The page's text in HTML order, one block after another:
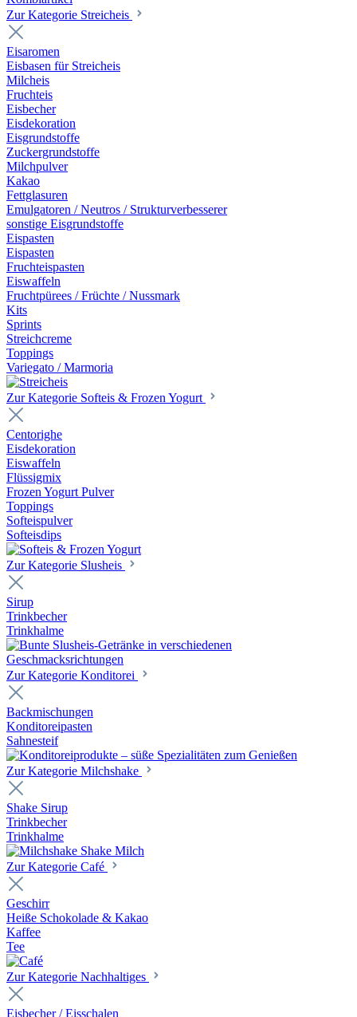
Zur Kategorie Streicheis
Eisaromen
Eisbasen für Streicheis
Milcheis
Fruchteis
Eisbecher
Eisdekoration
Eisgrundstoffe
Zuckergrundstoffe
Milchpulver
Kakao
Fettglasuren
Emulgatoren / Neutros / Strukturverbesserer
sonstige Eisgrundstoffe
Eispasten
Eispasten
Fruchteispasten
Eiswaffeln
Fruchtpürees / Früchte / Nussmark
Kits
Sprints
Streichcreme
Toppings
Variegato / Marmoria
Zur Kategorie Softeis & Frozen Yogurt
Centorighe
Eisdekoration
Eiswaffeln
Flüssigmix
Frozen Yogurt Pulver
Toppings
Softeispulver
Softeisdips
Zur Kategorie Slusheis
Sirup
Trinkbecher
Trinkhalme
Zur Kategorie Konditorei
Backmischungen
Konditoreipasten
Sahnesteif
Zur Kategorie Milchshake
Shake Sirup
Trinkbecher
Trinkhalme
Zur Kategorie Café
Geschirr
Heiße Schokolade & Kakao
Kaffee
Tee
Zur Kategorie Nachhaltiges
Eisbecher / Eisschalen